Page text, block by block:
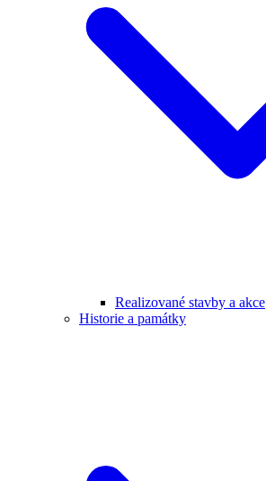
Realizované stavby a akce
Historie a památky